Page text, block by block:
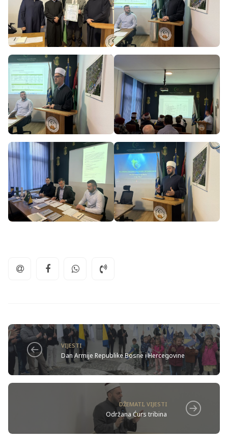
VIJESTI
Dan Armije Republike Bosne i Hercegovine
DŽEMATI, VIJESTI
Održana Ćurs tribina